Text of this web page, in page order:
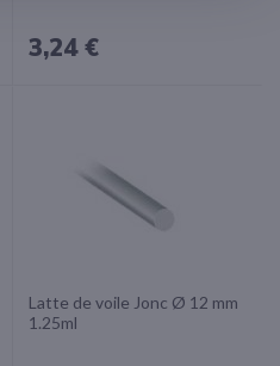
3,24 €
Latte de voile Jonc Ø 12 mm
1.25ml